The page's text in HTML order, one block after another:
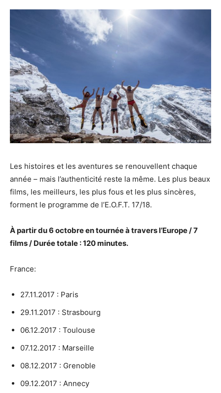
Les histoires et les aventures se renouvellent chaque
année – mais l’authenticité reste la même. Les plus beaux
films, les meilleurs, les plus fous et les plus sincères,
forment le programme de l’E.O.F.T. 17/18.
À partir du 6 octobre en tournée à travers l’Europe / 7
films / Durée totale : 120 minutes.
France:
27.11.2017 : Paris
29.11.2017 : Strasbourg
06.12.2017 : Toulouse
07.12.2017 : Marseille
08.12.2017 : Grenoble
09.12.2017 : Annecy